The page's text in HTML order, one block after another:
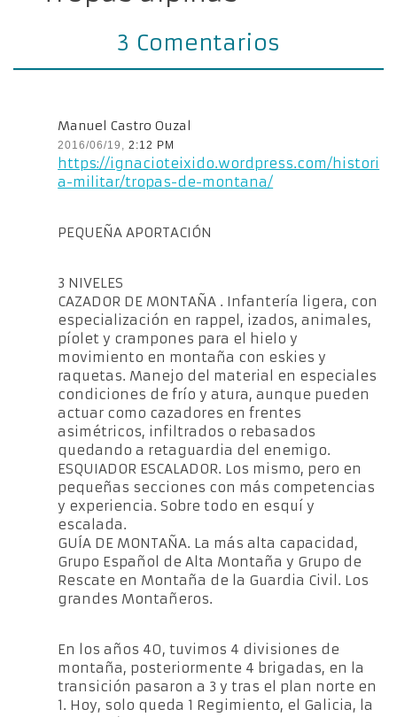
3 Comentarios
Manuel Castro Ouzal
2016/06/19, 2:12 PM
https://ignacioteixido.wordpress.com/histori
a-militar/tropas-de-montana/
PEQUEÑA APORTACIÓN
3 NIVELES
CAZADOR DE MONTAÑA . Infantería ligera, con
especialización en rappel, izados, animales,
píolet y crampones para el hielo y
movimiento en montaña con eskies y
raquetas. Manejo del material en especiales
condiciones de frío y atura, aunque pueden
actuar como cazadores en frentes
asimétricos, infiltrados o rebasados
quedando a retaguardia del enemigo.
ESQUIADOR ESCALADOR. Los mismo, pero en
pequeñas secciones con más competencias
y experiencia. Sobre todo en esquí y
escalada.
GUÍA DE MONTAÑA. La más alta capacidad,
Grupo Español de Alta Montaña y Grupo de
Rescate en Montaña de la Guardia Civil. Los
grandes Montañeros.
En los años 40, tuvimos 4 divisiones de
montaña, posteriormente 4 brigadas, en la
transición pasaron a 3 y tras el plan norte en
1. Hoy, solo queda 1 Regimiento, el Galicia, la